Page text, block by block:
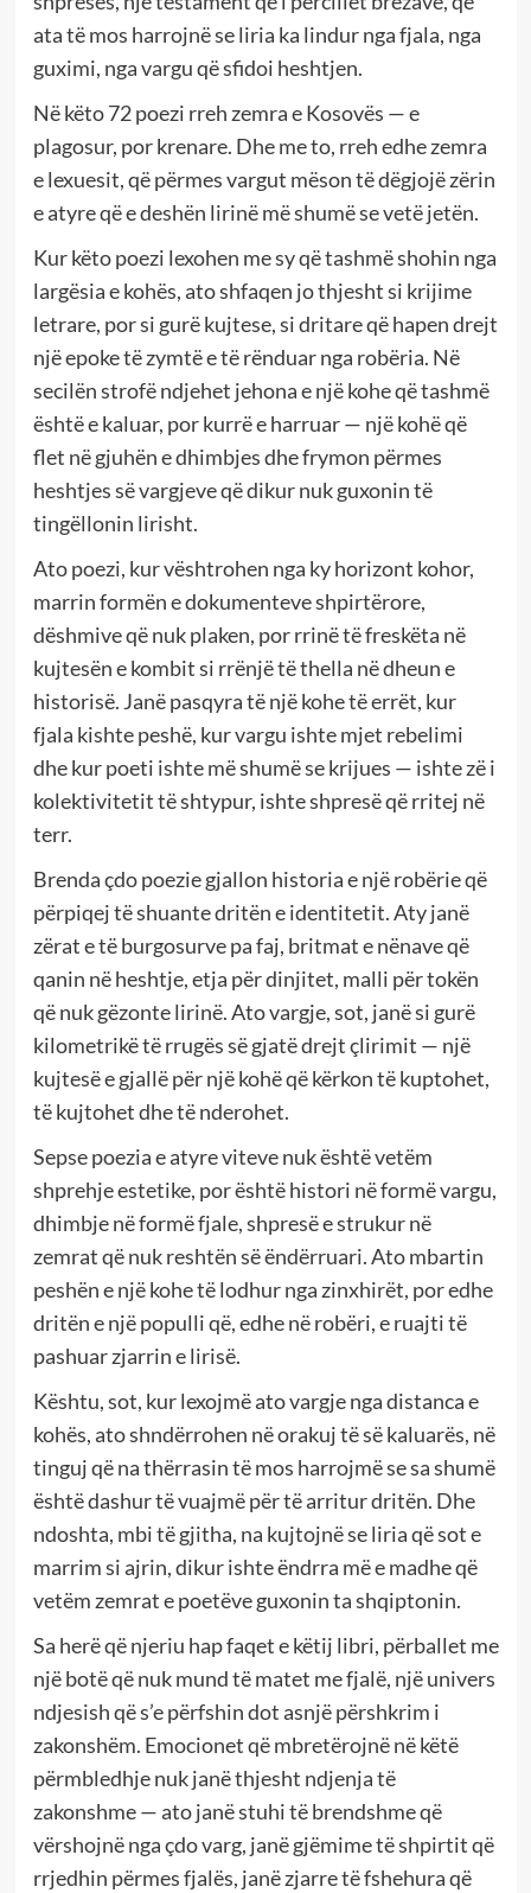
ata të mos harrojnë se liria ka lindur nga fjala, nga
guximi, nga vargu që sfidoi heshtjen.
Në këto 72 poezi rreh zemra e Kosovës — e
plagosur, por krenare. Dhe me to, rreh edhe zemra
e lexuesit, që përmes vargut mëson të dëgjojë zërin
e atyre që e deshën lirinë më shumë se vetë jetën.
Kur këto poezi lexohen me sy që tashmë shohin nga
largësia e kohës, ato shfaqen jo thjesht si krijime
letrare, por si gurë kujtese, si dritare që hapen drejt
një epoke të zymtë e të rënduar nga robëria. Në
secilën strofë ndjehet jehona e një kohe që tashmë
është e kaluar, por kurrë e harruar — një kohë që
flet në gjuhën e dhimbjes dhe frymon përmes
heshtjes së vargjeve që dikur nuk guxonin të
tingëllonin lirisht.
Ato poezi, kur vështrohen nga ky horizont kohor,
marrin formën e dokumenteve shpirtërore,
dëshmive që nuk plaken, por rrinë të freskëta në
kujtesën e kombit si rrënjë të thella në dheun e
historisë. Janë pasqyra të një kohe të errët, kur
fjala kishte peshë, kur vargu ishte mjet rebelimi
dhe kur poeti ishte më shumë se krijues — ishte zë i
kolektivitetit të shtypur, ishte shpresë që rritej në
terr.
Brenda çdo poezie gjallon historia e një robërie që
përpiqej të shuante dritën e identitetit. Aty janë
zërat e të burgosurve pa faj, britmat e nënave që
qanin në heshtje, etja për dinjitet, malli për tokën
që nuk gëzonte lirinë. Ato vargje, sot, janë si gurë
kilometrikë të rrugës së gjatë drejt çlirimit — një
kujtesë e gjallë për një kohë që kërkon të kuptohet,
të kujtohet dhe të nderohet.
Sepse poezia e atyre viteve nuk është vetëm
shprehje estetike, por është histori në formë vargu,
dhimbje në formë fjale, shpresë e strukur në
zemrat që nuk reshtën së ëndërruari. Ato mbartin
peshën e një kohe të lodhur nga zinxhirët, por edhe
dritën e një populli që, edhe në robëri, e ruajti të
pashuar zjarrin e lirisë.
Kështu, sot, kur lexojmë ato vargje nga distanca e
kohës, ato shndërrohen në orakuj të së kaluarës, në
tinguj që na thërrasin të mos harrojmë se sa shumë
është dashur të vuajmë për të arritur dritën. Dhe
ndoshta, mbi të gjitha, na kujtojnë se liria që sot e
marrim si ajrin, dikur ishte ëndrra më e madhe që
vetëm zemrat e poetëve guxonin ta shqiptonin.
Sa herë që njeriu hap faqet e këtij libri, përballet me
një botë që nuk mund të matet me fjalë, një univers
ndjesish që s’e përfshin dot asnjë përshkrim i
zakonshëm. Emocionet që mbretërojnë në këtë
përmbledhje nuk janë thjesht ndjenja të
zakonshme — ato janë stuhi të brendshme që
vërshojnë nga çdo varg, janë gjëmime të shpirtit që
rrjedhin përmes fjalës, janë zjarre të fshehura që